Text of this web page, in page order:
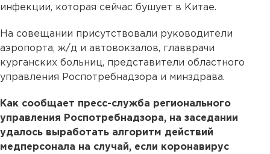
инфекции, которая сейчас бушует в Китае.
На совещании присутствовали руководители
аэропорта, ж/д и автовокзалов, главврачи
курганских больниц, представители областного
управления Роспотребнадзора и минздрава.
Как сообщает пресс-служба регионального
управления Роспотребнадзора, на заседании
удалось выработать алгоритм действий
медперсонала на случай, если коронавирус